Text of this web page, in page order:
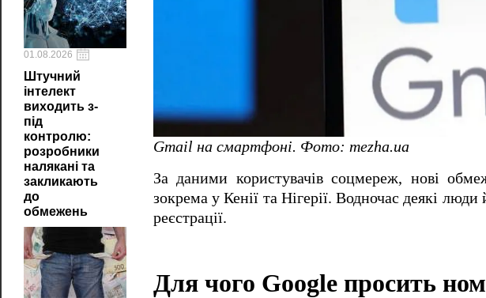
01.08.2026
Штучний
інтелект
виходить з-
під
контролю:
розробники
налякані та
закликають
до
обмежень
Gmail на смартфоні. Фото: mezha.ua
За даними користувачів соцмереж, нові
зокрема у Кенії та Нігерії. Водночас деякі
реєстрації.
Для чого Google просить